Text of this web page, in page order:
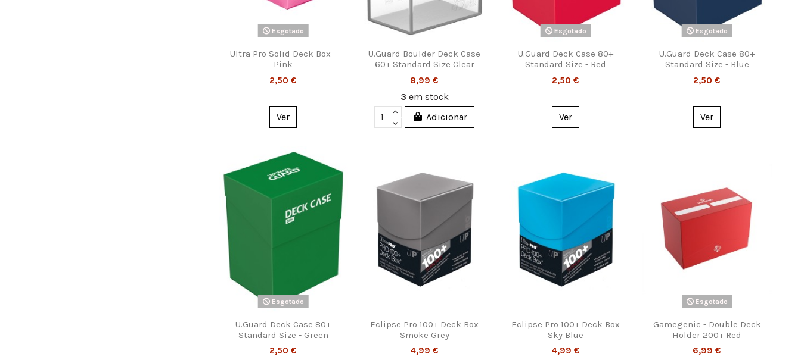
Esgotado
Ultra Pro Solid Deck Box -
Pink
2,50 €
Ver
U.Guard Boulder Deck Case
60+ Standard Size Clear
8,99 €
3 em stock
Adicionar
Esgotado
U.Guard Deck Case 80+
Standard Size - Red
2,50 €
Ver
Esgotado
U.Guard Deck Case 80+
Standard Size - Blue
2,50 €
Ver
Esgotado
U.Guard Deck Case 80+
Standard Size - Green
2,50 €
Eclipse Pro 100+ Deck Box
Smoke Grey
4,99 €
Eclipse Pro 100+ Deck Box
Sky Blue
4,99 €
Esgotado
Gamegenic - Double Deck
Holder 200+ Red
6,99 €